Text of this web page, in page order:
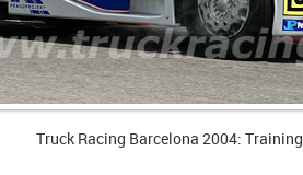
Truck Racing Barcelona 2004: Training